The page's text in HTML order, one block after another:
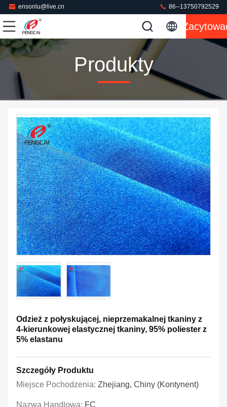
ensonlu@live.cn 86--13750792529
Produkty
Odzież z połyskującej, nieprzemakalnej tkaniny z
4-kierunkowej elastycznej tkaniny, 95% poliester z
5% elastanu
Szczegóły Produktu
Miejsce Pochodzenia: Zhejiang, Chiny (kontynent)
Nazwa Handlowa: FC